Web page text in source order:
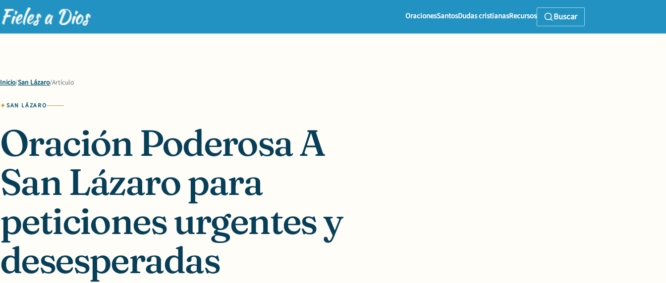
OracionesSantosDudas cristianasRecursos Buscar
Inicio/San Lázaro/Artículo
SAN LÁZARO
Oración Poderosa A
San Lázaro para
peticiones urgentes y
desesperadas